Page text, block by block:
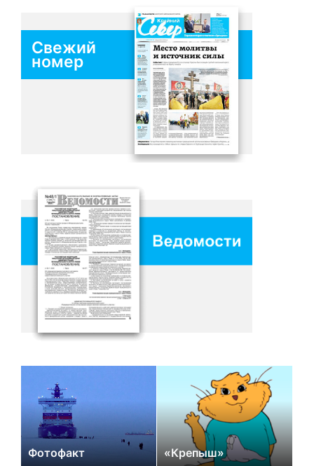
Свежий
номер
Фотофакт «Крепыш»